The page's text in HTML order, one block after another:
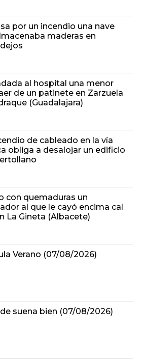
por un incendio una nave
maderas en
al hospital una menor
de un patinete en Zarzuela
(Guadalajara)
de cableado en la vía
obliga a desalojar un edificio
con quemaduras un
al que le cayó encima cal
La Gineta (Albacete)
Verano (07/08/2026)
suena bien (07/08/2026)